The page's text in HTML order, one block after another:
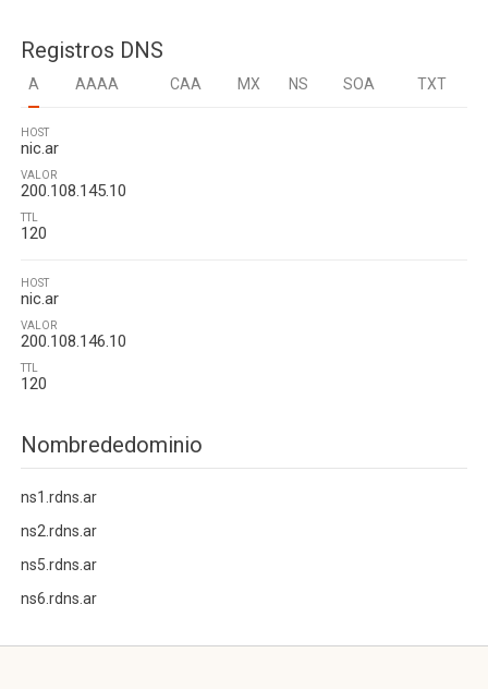
Registros DNS
A AAAA CAA MX NS SOA TXT
HOST
nic.ar
VALOR
200.108.145.10
TTL
120
HOST
nic.ar
VALOR
200.108.146.10
TTL
120
Nombrededominio
ns1.rdns.ar
ns2.rdns.ar
ns5.rdns.ar
ns6.rdns.ar